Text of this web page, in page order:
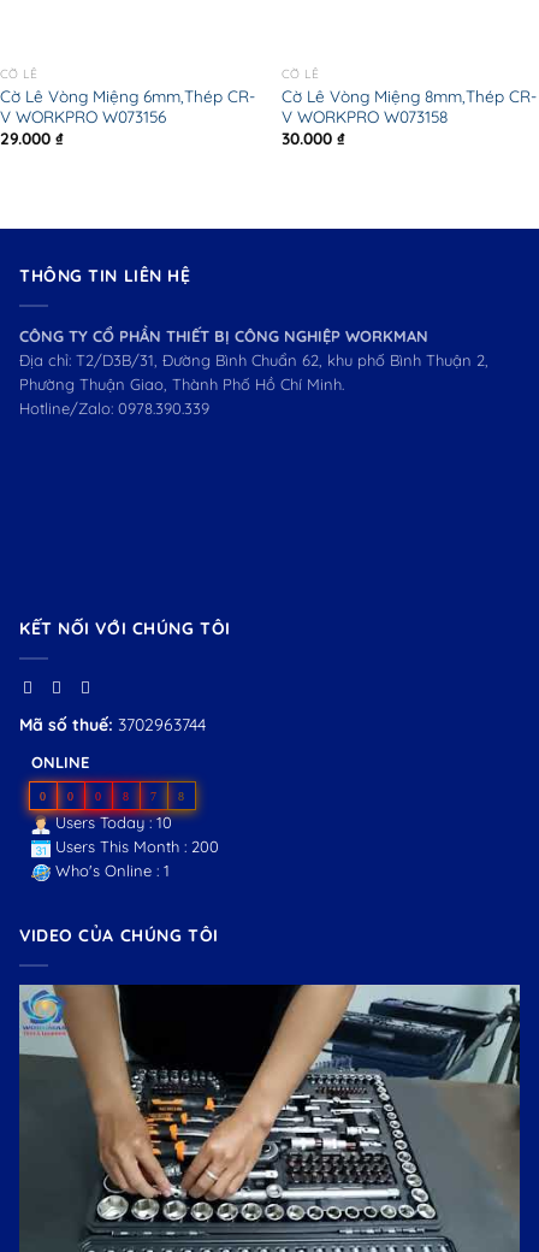
CỜ LÊ
Cờ Lê Vòng Miệng 6mm,Thép CR-
V WORKPRO W073156
29.000 ₫
CỜ LÊ
Cờ Lê Vòng Miệng 8mm,Thép CR-
V WORKPRO W073158
30.000 ₫
THÔNG TIN LIÊN HỆ
CÔNG TY CỔ PHẦN THIẾT BỊ CÔNG NGHIỆP WORKMAN
Địa chỉ: T2/D3B/31, Đường Bình Chuẩn 62, khu phố Bình Thuận 2,
Phường Thuận Giao, Thành Phố Hồ Chí Minh.
Hotline/Zalo: 0978.390.339
KẾT NỐI VỚI CHÚNG TÔI
Mã số thuế: 3702963744
ONLINE
0 0 0 8 7 8
Users Today : 10
Users This Month : 200
Who's Online : 1
VIDEO CỦA CHÚNG TÔI